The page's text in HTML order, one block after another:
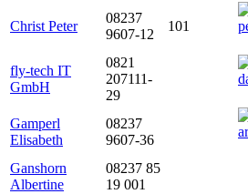
Christ Peter
08237
9607-12
101
fly-tech IT
GmbH
0821
207111-
29
Gamperl
Elisabeth
08237
9607-36
Ganshorn
Albertine
08237 85
19 001